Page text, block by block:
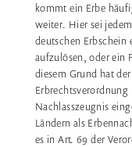
kommt ein Erbe
weiter. Hier sei
deutschen Erbschein
aufzulösen, oder ein
diesem Grund hat
Nachlasszeugnis
Ländern als
es in Art. 69 der